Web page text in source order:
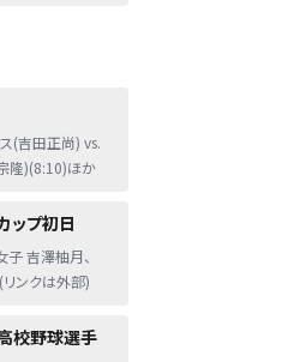
ス(吉田正尚) vs.
隆)(8:10)ほか
ップ初日
子 吉澤柚月、
ンクは外部)
校野球選手